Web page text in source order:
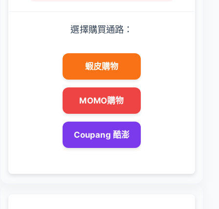
選擇購買通路：
蝦皮購物
MOMO購物
Coupang 酷澎